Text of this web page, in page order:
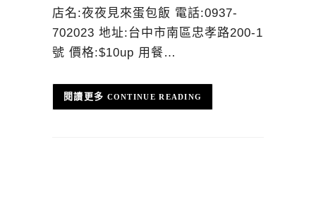
店名:夜夜見來蛋包飯 電話:0937-
702023 地址:台中市南區忠孝路200-1
號 價格:$10up 用餐…
CONTINUE READING